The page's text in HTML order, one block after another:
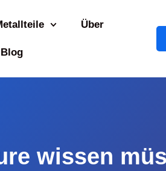
Über
Blog
wissen